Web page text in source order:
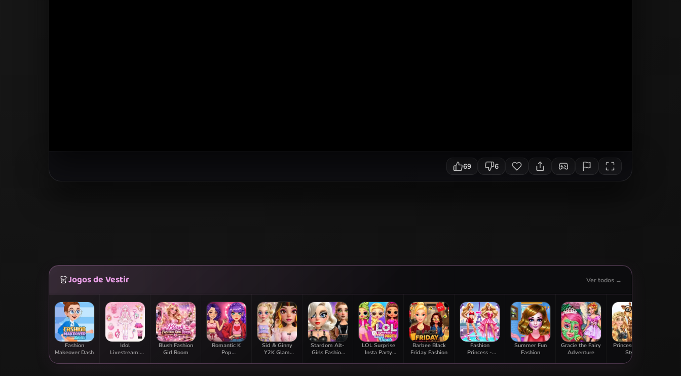
69 6
👗Jogos de Vestir Ver todos →
Fashion
Makeover Dash
Idol
Livestream:
Blush Fashion
Girl Room
Romantic K
Pop
Sid & Ginny
Y2K Glam
Stardom Alt-
Girls Fashion
LOL Surprise
Insta Party
Barbee Black
Friday Fashion
Fashion
Princess -
Summer Fun
Fashion
Gracie the Fairy
Adventure
Princess Safari
Style